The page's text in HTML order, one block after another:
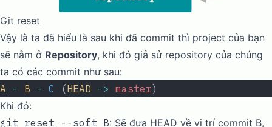
Git reset
Vậy là ta đã hiểu là sau khi đã commit thì project của bạn
sẽ nằm ở Repository, khi đó giả sử repository của chúng
ta có các commit như sau:
A - B - C (HEAD -> master)
Khi đó:
git reset --soft B: Sẽ đưa HEAD về vị trí commit B,